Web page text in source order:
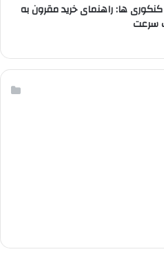
ها: راهنمای خرید مقرون به
سرعت